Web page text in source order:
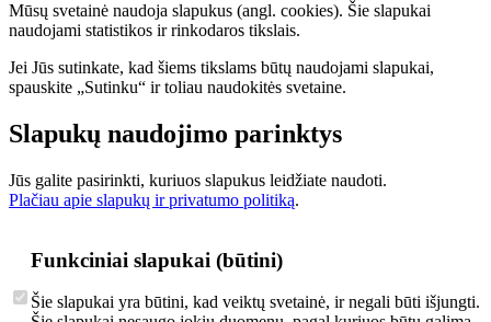
Mūsų svetainė naudoja slapukus (angl. cookies). Šie slapukai
naudojami statistikos ir rinkodaros tikslais.
Jei Jūs sutinkate, kad šiems tikslams būtų naudojami slapukai,
spauskite „Sutinku“ ir toliau naudokitės svetaine.
Slapukų naudojimo parinktys
Jūs galite pasirinkti, kuriuos slapukus leidžiate naudoti.
Plačiau apie slapukų ir privatumo politiką.
Funkciniai slapukai (būtini)
Šie slapukai yra būtini, kad veiktų svetainė, ir negali būti išjungti.